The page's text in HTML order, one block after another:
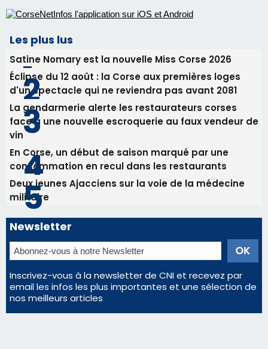
Les plus lus
Satine Nomary est la nouvelle Miss Corse 2026
Éclipse du 12 août : la Corse aux premières loges
d'un spectacle qui ne reviendra pas avant 2081
La gendarmerie alerte les restaurateurs corses
face à une nouvelle escroquerie au faux vendeur de
vin
En Corse, un début de saison marqué par une
consommation en recul dans les restaurants
Deux jeunes Ajacciens sur la voie de la médecine
militaire
Newsletter
Inscrivez-vous à la newsletter de CNI et recevez par
email les infos les plus importantes et une sélection de
nos meilleurs articles